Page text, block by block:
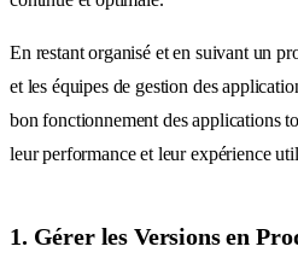
En restant organisé et en suivant un
et les équipes de gestion des
bon fonctionnement des applications
leur performance et leur expérience
1. Gérer les Versions en